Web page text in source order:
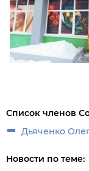
Список членов
Дьяченко
Новости по теме: